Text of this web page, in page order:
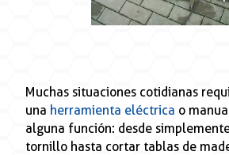
Muchas situaciones cotidianas
una herramienta eléctrica o
alguna función: desde
tornillo hasta cortar tablas de